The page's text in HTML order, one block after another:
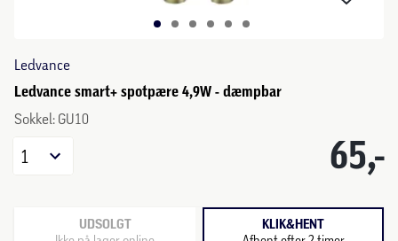
Ledvance
Ledvance smart+ spotpære 4,9W - dæmpbar
Sokkel: GU10
65,-
1
UDSOLGT KLIK&HENT